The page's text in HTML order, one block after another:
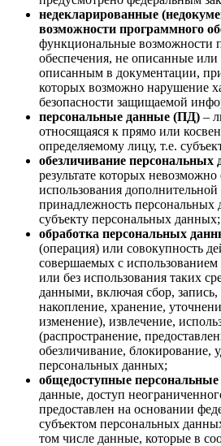
недекларированные
возможности программного
функциональные возможности
обеспечения, не описанные
описанным в документации,
которых возможно нарушение
безопасности защищаемой
персональные данные (ПД) –
относящаяся к прямо или
определяемому лицу, т.е.
обезличивание персональных
результате которых невозможно
использования
принадлежность персональных
субъекту персональных данных;
обработка персональных
(операция) или совокупность
совершаемых с использованием
или без использования таких
данными, включая сбор,
накопление, хранение,
изменение), извлечение,
(распространение,
обезличивание, блокирование,
персональных данных;
общедоступные
данные, доступ
предоставлен на основании
субъектом персональных
том числе данные, которые в